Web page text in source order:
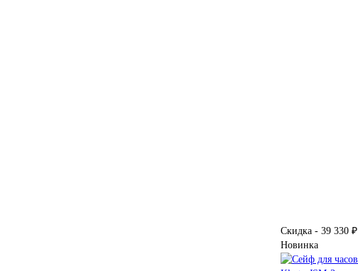
Скидка - 39 330 ₽
Новинка